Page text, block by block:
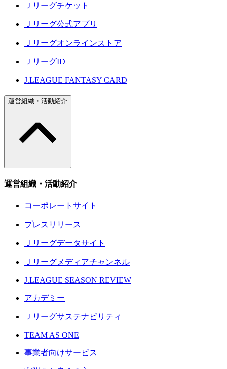
Ｊリーグチケット
Ｊリーグ公式アプリ
Ｊリーグオンラインストア
ＪリーグID
J.LEAGUE FANTASY CARD
運営組織・活動紹介
運営組織・活動紹介
コーポレートサイト
プレスリリース
Ｊリーグデータサイト
Ｊリーグメディアチャンネル
J.LEAGUE SEASON REVIEW
アカデミー
Ｊリーグサステナビリティ
TEAM AS ONE
事業者向けサービス